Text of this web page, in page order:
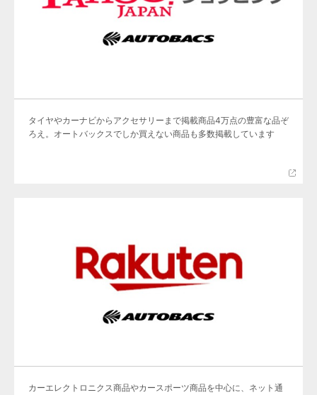
タイヤやカーナビからアクセサリーまで掲載商品4万点の豊富な品ぞ
ろえ。オートバックスでしか買えない商品も多数掲載しています
カーエレクトロニクス商品やカースポーツ商品を中心に、ネット通